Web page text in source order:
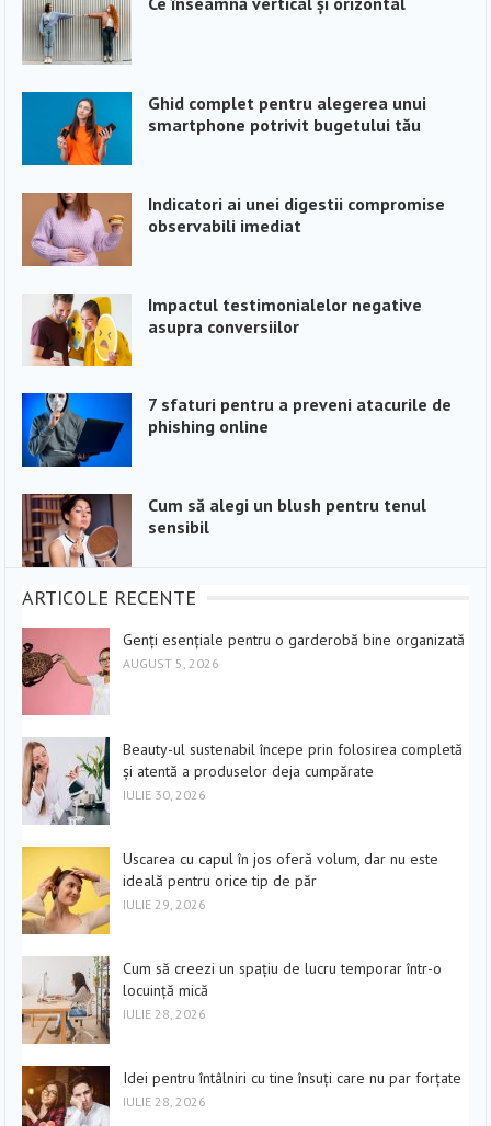
Ghid complet pentru alegerea unui
smartphone potrivit bugetului tău
Indicatori ai unei digestii compromise
observabili imediat
Impactul testimonialelor negative
asupra conversiilor
7 sfaturi pentru a preveni atacurile de
phishing online
Cum să alegi un blush pentru tenul
sensibil
ARTICOLE RECENTE
Genți esențiale pentru o garderobă bine organizată
AUGUST 5, 2026
Beauty-ul sustenabil începe prin folosirea completă
și atentă a produselor deja cumpărate
IULIE 30, 2026
Uscarea cu capul în jos oferă volum, dar nu este
ideală pentru orice tip de păr
IULIE 29, 2026
Cum să creezi un spațiu de lucru temporar într-o
locuință mică
IULIE 28, 2026
Idei pentru întâlniri cu tine însuți care nu par forțate
IULIE 28, 2026